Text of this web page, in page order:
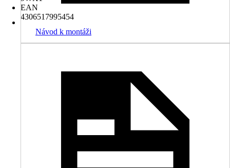
EAN
4306517995454
Návod k montáži